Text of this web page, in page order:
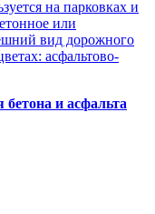
на парковках и
или
вид дорожного
асфальтово-
и асфальта